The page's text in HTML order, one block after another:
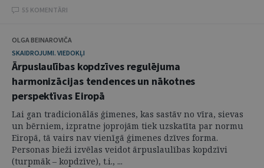
55 KOMENTĀRI
OLGA BEINAROVIČA
SKAIDROJUMI. VIEDOKĻI
Ārpuslaulības kopdzīves regulējuma
harmonizācijas tendences un nākotnes
perspektīvas Eiropā
Lai gan tradicionālās ģimenes, kas sastāv no vīra, sievas
un bērniem, izpratne joprojām tiek uzskatīta par normu
Eiropā, tā vairs nav vienīgā ģimenes dzīves forma.
Personas bieži izvēlas veidot ārpuslaulības kopdzīvi
(turpmāk – kopdzīve), t.i., ...